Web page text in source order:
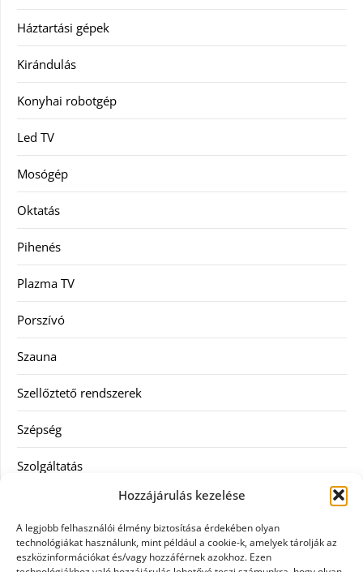
Hozzájárulás kezelése
A legjobb felhasználói élmény biztosítása érdekében olyan
technológiákat használunk, mint például a cookie-k, amelyek tárolják az
eszközinformációkat és/vagy hozzáférnek azokhoz. Ezen
Háztartási gépek
Kirándulás
Konyhai robotgép
Led TV
Mosógép
Oktatás
Pihenés
Plazma TV
Porszívó
Szauna
Szellőztető rendszerek
Szépség
Szolgáltatás
Televízió